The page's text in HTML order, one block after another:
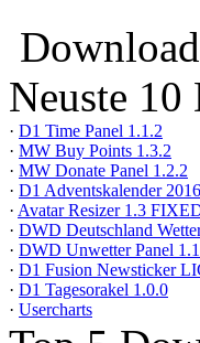
Neuste 10
· D1 Time Panel 1.1.2
· MW Buy Points 1.3.2
· MW Donate Panel 1.2.2
· D1 Adventskalender 2016
· Avatar Resizer 1.3
· DWD Deutschland
· DWD Unwetter Panel
· D1 Fusion Newsticker
· D1 Tagesorakel 1.0.0
· Usercharts